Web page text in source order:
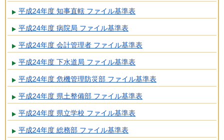
平成24年度 知事直轄 ファイル基準表
平成24年度 病院局 ファイル基準表
平成24年度 会計管理者 ファイル基準表
平成24年度 下水道局 ファイル基準表
平成24年度 危機管理防災部 ファイル基準表
平成24年度 県土整備部 ファイル基準表
平成24年度 県立学校 ファイル基準表
平成24年度 総務部 ファイル基準表